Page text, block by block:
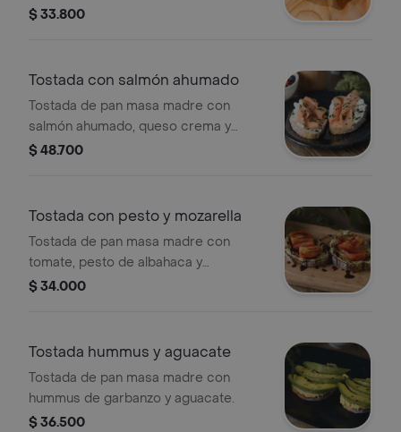
$ 33.800
Tostada con salmón ahumado
Tostada de pan masa madre con
salmón ahumado, queso crema y
cebollín.
$ 48.700
Tostada con pesto y mozarella
Tostada de pan masa madre con
tomate, pesto de albahaca y
mozzarella derretido con reducción
$ 34.000
Tostada hummus y aguacate
Tostada de pan masa madre con
hummus de garbanzo y aguacate.
$ 36.500